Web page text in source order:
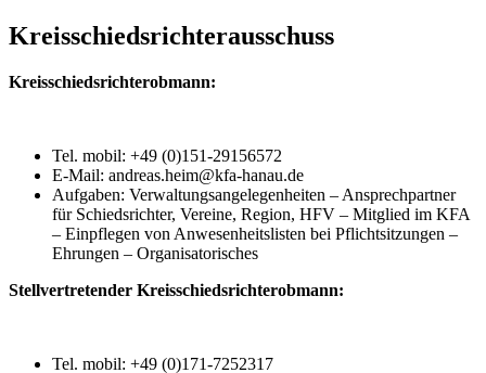
Kreisschiedsrichterausschuss
Kreisschiedsrichterobmann:
Tel. mobil: +49 (0)151-29156572
E-Mail: andreas.heim@kfa-hanau.de
Aufgaben: Verwaltungsangelegenheiten – Ansprechpartner
für Schiedsrichter, Vereine, Region, HFV – Mitglied im KFA
– Einpflegen von Anwesenheitslisten bei Pflichtsitzungen –
Ehrungen – Organisatorisches
Stellvertretender Kreisschiedsrichterobmann:
Tel. mobil: +49 (0)171-7252317